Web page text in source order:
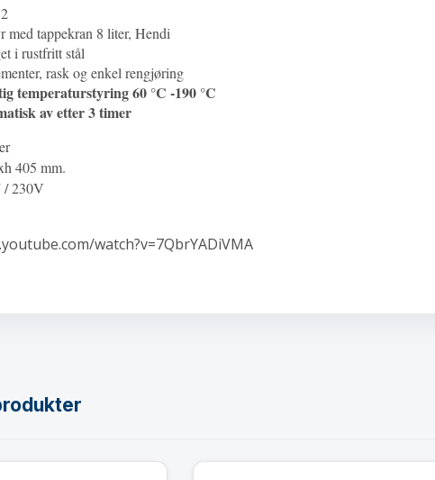
med tappekran 8 liter, Hendi
i rustfritt stål
rask og enkel rengjøring
temperaturstyring60 °C -190 °C
av etter 3 timer
405 mm.
/ 230V
watch?v=7QbrYADiVMA